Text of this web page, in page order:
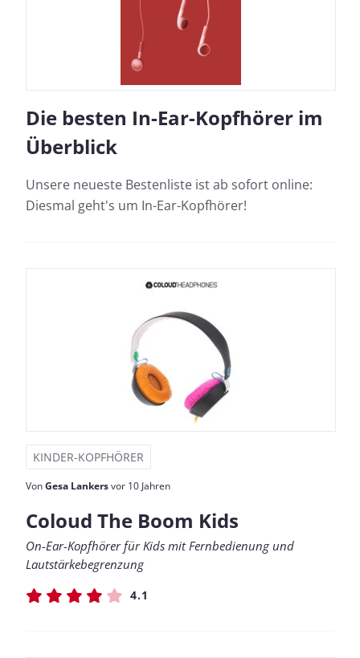
Die besten In-Ear-Kopfhörer im
Überblick
Unsere neueste Bestenliste ist ab sofort online:
Diesmal geht's um In-Ear-Kopfhörer!
KINDER-KOPFHÖRER
VonGesa Lankersvor 10 Jahren
Coloud The Boom Kids
On-Ear-Kopfhörer für Kids mit Fernbedienung und
Lautstärkebegrenzung
4.1